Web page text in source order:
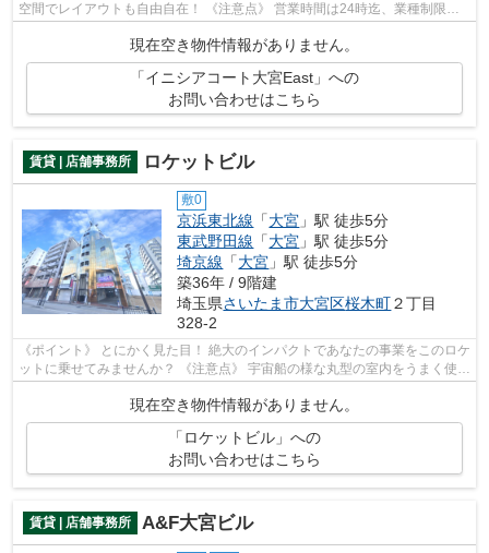
空間でレイアウトも自由自在！ 《注意点》 営業時間は24時迄、業種制限有
り（飲食店、不動産業不可）
現在空き物件情報がありません。
「イニシアコート大宮East」への
お問い合わせはこちら
賃貸 | 店舗事務所 ロケットビル
敷0
京浜東北線 「大宮 」駅 徒歩5分
東武野田線 「大宮 」駅 徒歩5分
埼京線 「大宮 」駅 徒歩5分
築36年 / 9階建
埼玉県さいたま市大宮区桜木町２丁目
328-2
《ポイント》 とにかく見た目！ 絶大のインパクトであなたの事業をこのロケ
ットに乗せてみませんか？ 《注意点》 宇宙船の様な丸型の室内をうまく使い
現在空き物件情報がありません。
「ロケットビル」への
お問い合わせはこちら
賃貸 | 店舗事務所 A&F大宮ビル